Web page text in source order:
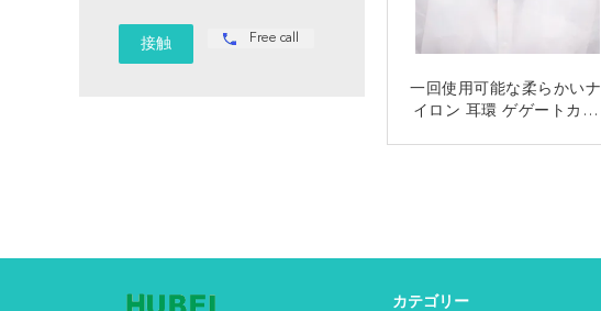
Free call
一回使用可能な柔らかいナ
イロン 耳環 ゲゲートカバ
カテゴリー